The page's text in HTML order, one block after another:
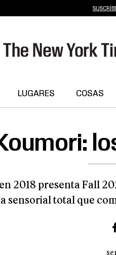
LUGARES COSAS
2018 presenta Fall
sensorial total que